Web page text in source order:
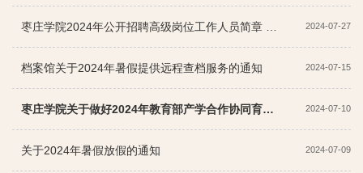
2024-07-27
档案馆关于2024年暑假提供远程查档服务的通知 2024-07-15
枣庄学院关于做好2024年教育部产学合作协同育人项目申报工作的通知 2024-07-10
关于2024年暑假放假的通知 2024-07-09